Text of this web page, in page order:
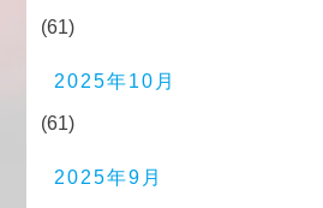
(61)
2025年10月
(61)
2025年9月